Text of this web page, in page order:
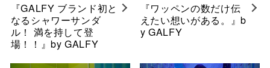
『GALFY ブランド初と
なるシャワーサンダ
ル！ 満を持して登
場！！』by GALFY
『ワッペンの数だけ伝
えたい想いがある。』b
y GALFY